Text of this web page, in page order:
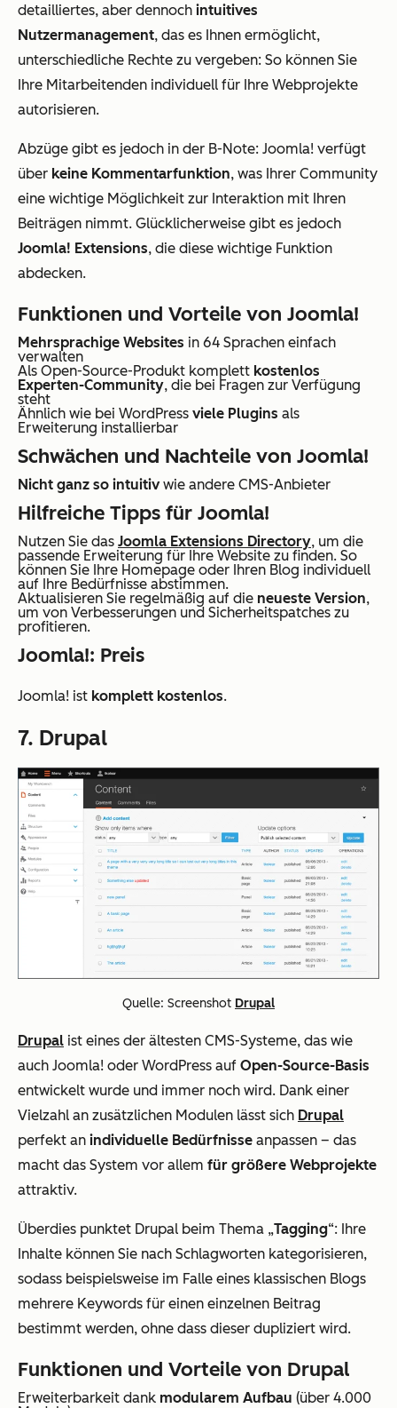
detailliertes, aber dennoch intuitives
Nutzermanagement, das es Ihnen ermöglicht,
unterschiedliche Rechte zu vergeben: So können Sie
Ihre Mitarbeitenden individuell für Ihre Webprojekte
autorisieren.
Abzüge gibt es jedoch in der B-Note: Joomla! verfügt
über keine Kommentarfunktion, was Ihrer Community
eine wichtige Möglichkeit zur Interaktion mit Ihren
Beiträgen nimmt. Glücklicherweise gibt es jedoch
Joomla! Extensions, die diese wichtige Funktion
abdecken.
Funktionen und Vorteile von Joomla!
Mehrsprachige Websites in 64 Sprachen einfach
verwalten
Als Open-Source-Produkt komplett kostenlos
Experten-Community, die bei Fragen zur Verfügung
steht
Ähnlich wie bei WordPress viele Plugins als
Erweiterung installierbar
Schwächen und Nachteile von Joomla!
Nicht ganz so intuitivwie andere CMS-Anbieter
Hilfreiche Tipps für Joomla!
Nutzen Sie das Joomla Extensions Directory, um die
passende Erweiterung für Ihre Website zu finden. So
können Sie Ihre Homepage oder Ihren Blog individuell
auf Ihre Bedürfnisse abstimmen.
Aktualisieren Sie regelmäßig auf die neueste Version,
um von Verbesserungen und Sicherheitspatches zu
profitieren.
Joomla!: Preis
Joomla! ist komplett kostenlos.
7. Drupal
Quelle: Screenshot Drupal
Drupal ist eines der ältesten CMS-Systeme, das wie
auch Joomla! oder WordPress auf Open-Source-Basis
entwickelt wurde und immer noch wird. Dank einer
Vielzahl an zusätzlichen Modulen lässt sich Drupal
perfekt an individuelle Bedürfnisse anpassen – das
macht das System vor allem für größere Webprojekte
attraktiv.
Überdies punktet Drupal beim Thema „Tagging“: Ihre
Inhalte können Sie nach Schlagworten kategorisieren,
sodass beispielsweise im Falle eines klassischen Blogs
mehrere Keywords für einen einzelnen Beitrag
bestimmt werden, ohne dass dieser dupliziert wird.
Funktionen und Vorteile von Drupal
Erweiterbarkeit dank modularem Aufbau (über 4.000